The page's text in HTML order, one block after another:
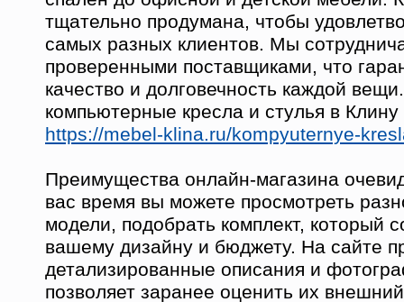
тщательно продумана, чтобы
самых разных клиентов. Мы
проверенными поставщиками, что
качество и долговечность каждой
компьютерные кресла и стулья в
https://mebel-klina.ru/kompyuternye-
Преимущества онлайн-магазина
вас время вы можете просмотреть
модели, подобрать комплект, который
вашему дизайну и бюджету. На сайте
детализированные описания и
позволяет заранее оценить их